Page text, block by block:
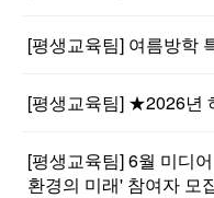
[평생교육팀] 여름방학
[평생교육팀] ★2026년
[평생교육팀] 6월 미디
환경의 미래' 참여자 모